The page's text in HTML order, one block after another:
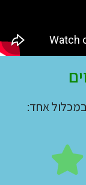
אחד: